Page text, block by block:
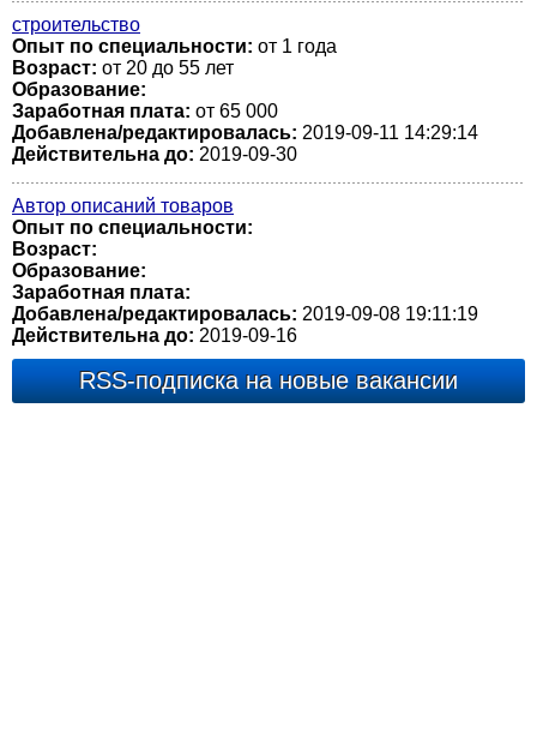
строительство
Опыт по специальности: от 1 года
Возраст: от 20 до 55 лет
Образование:
Заработная плата: от 65 000
Добавлена/редактировалась: 2019-09-11 14:29:14
Действительна до: 2019-09-30
Автор описаний товаров
Опыт по специальности:
Возраст:
Образование:
Заработная плата:
Добавлена/редактировалась: 2019-09-08 19:11:19
Действительна до: 2019-09-16
RSS-подписка на новые вакансии